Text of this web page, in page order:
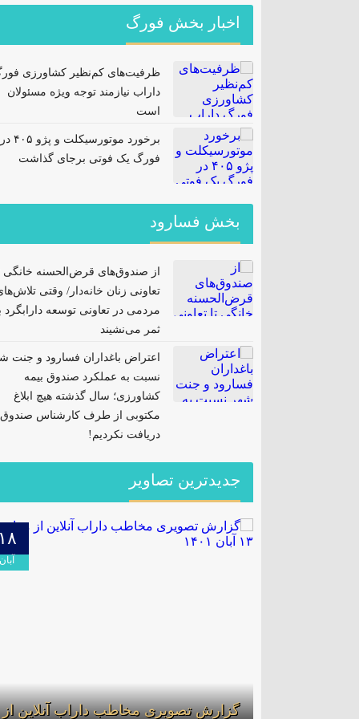
اخبار بخش فورگ
ظرفیت‌های کم‌نظیر کشاورزی
داراب نیازمند توجه ویژه مسئولان
است
برخورد موتورسیکلت و پژو ۴۰۵ در
فورگ یک فوتی برجای گذاشت
بخش فسارود
از صندوق‌های قرض‌الحسنه خانگی
تعاونی زنان خانه‌دار/ وقتی
مردمی در تعاونی توسعه دارابگرد
ثمر می‌نشیند
اعتراض باغداران فسارود و جنت
نسبت به عملکرد صندوق بیمه
کشاورزی؛ سال گذشته هیچ ابلاغ
مکتوبی از طرف کارشناس صندوق
دریافت نکردیم!
جدیدترین تصاویر
۱۸
آبان
گزارش تصویری مخاطب داراب آنلاین از